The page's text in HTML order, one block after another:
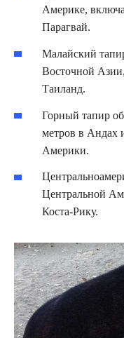
Америке,
Парагвай.
Малайский
Восточной
Таиланд.
Горный тапир
метров в Андах
Америки.
Центральной
Коста-Рику.